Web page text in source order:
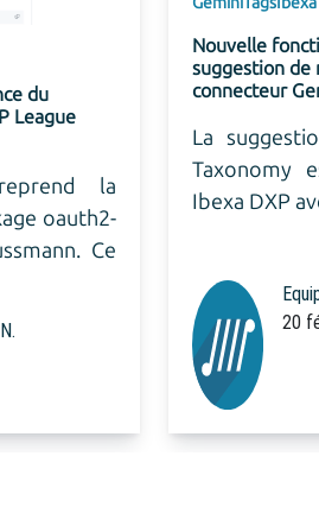
Nouvelle fonctionnalité de
suggestion de mots-clés au
connecteur Gemini pour Ibexa
La suggestion de mots-clés de
Taxonomy est disponible dans
Ibexa DXP avec le pack de ...
Equipe Code Rhapsodie